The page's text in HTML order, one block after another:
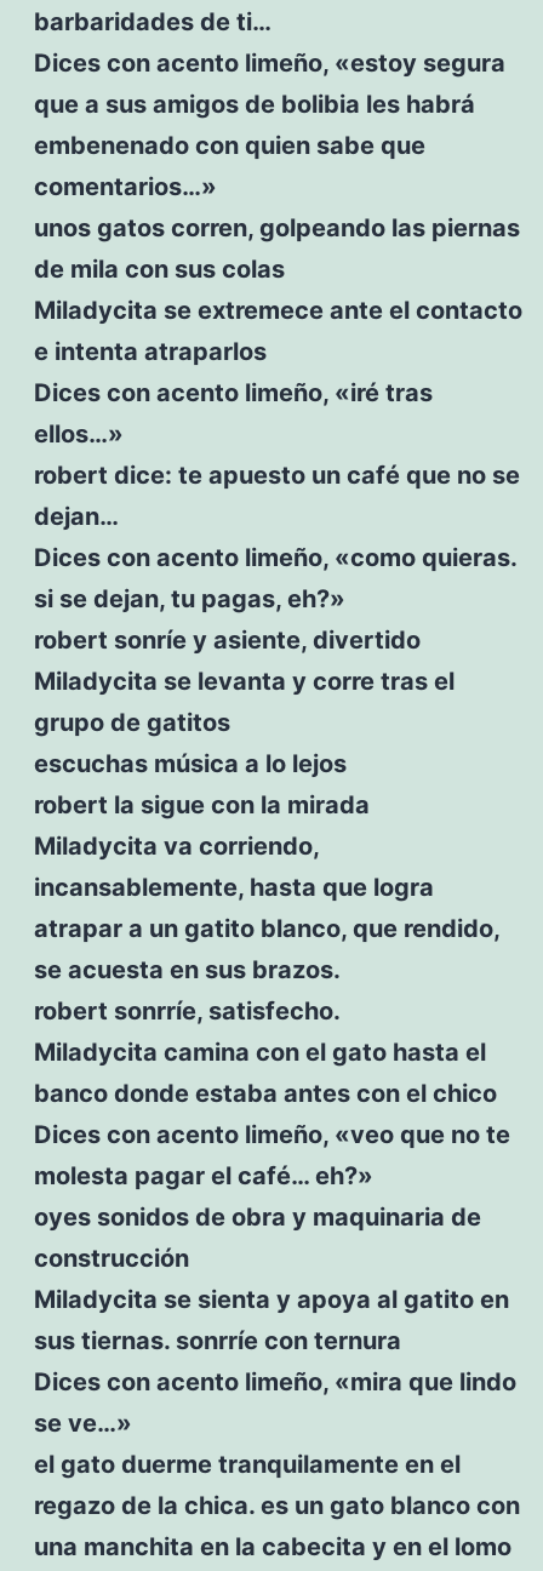
barbaridades de ti…
Dices con acento limeño, «estoy segura
que a sus amigos de bolibia les habrá
embenenado con quien sabe que
comentarios…»
unos gatos corren, golpeando las piernas
de mila con sus colas
Miladycita se extremece ante el contacto
e intenta atraparlos
Dices con acento limeño, «iré tras
ellos…»
robert dice: te apuesto un café que no se
dejan…
Dices con acento limeño, «como quieras.
si se dejan, tu pagas, eh?»
robert sonríe y asiente, divertido
Miladycita se levanta y corre tras el
grupo de gatitos
escuchas música a lo lejos
robert la sigue con la mirada
Miladycita va corriendo,
incansablemente, hasta que logra
atrapar a un gatito blanco, que rendido,
se acuesta en sus brazos.
robert sonrríe, satisfecho.
Miladycita camina con el gato hasta el
banco donde estaba antes con el chico
Dices con acento limeño, «veo que no te
molesta pagar el café… eh?»
oyes sonidos de obra y maquinaria de
construcción
Miladycita se sienta y apoya al gatito en
sus tiernas. sonrríe con ternura
Dices con acento limeño, «mira que lindo
se ve…»
el gato duerme tranquilamente en el
regazo de la chica. es un gato blanco con
una manchita en la cabecita y en el lomo